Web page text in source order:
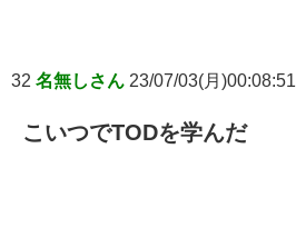
32 名無しさん 23/07/03(月)00:08:51
こいつでTODを学んだ